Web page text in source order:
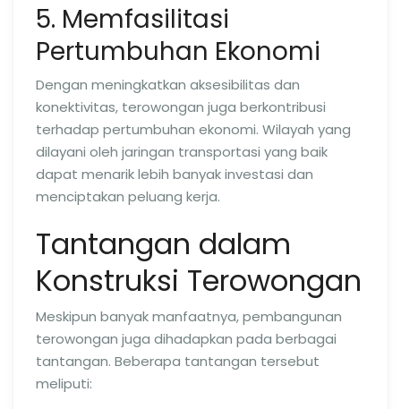
5. Memfasilitasi
Pertumbuhan Ekonomi
Dengan meningkatkan aksesibilitas dan
konektivitas, terowongan juga berkontribusi
terhadap pertumbuhan ekonomi. Wilayah yang
dilayani oleh jaringan transportasi yang baik
dapat menarik lebih banyak investasi dan
menciptakan peluang kerja.
Tantangan dalam
Konstruksi Terowongan
Meskipun banyak manfaatnya, pembangunan
terowongan juga dihadapkan pada berbagai
tantangan. Beberapa tantangan tersebut
meliputi: